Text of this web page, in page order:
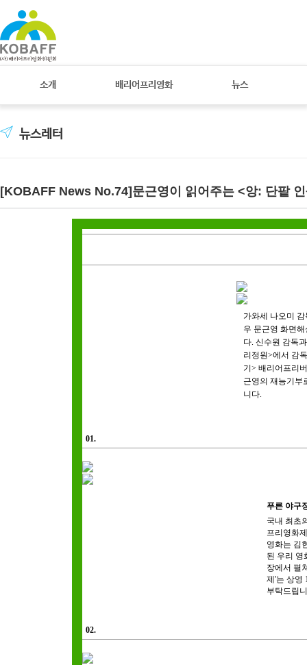
소개 배리어프리영화 뉴스
뉴스레터
[KOBAFF News No.74]문근영이 읽어주는 <앙: 단팥
가와세 나오미
우 문근영 화면
다. 신수원 감독
리정원>에서 감
기> 배리어프리
근영의 재능기부
니다.
01.
푸른 야구
국내 최초
프리영화
영화는 김
된 우리 영
장에서 펼
제'는 상영
부탁드립
02.